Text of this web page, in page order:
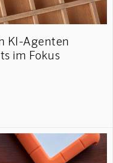
KI-Agenten
im Fokus